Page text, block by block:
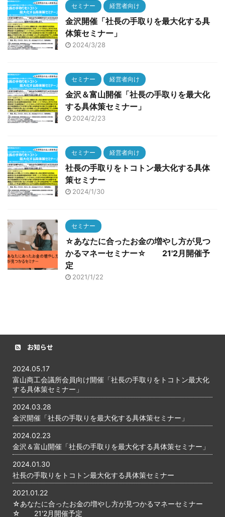
セミナー 経営者向け
金沢開催「社長の手取りを最大化する具
体策セミナー」
2024/3/28
セミナー 経営者向け
金沢＆富山開催「社長の手取りを最大化
する具体策セミナー」
2024/2/23
セミナー 経営者向け
社長の手取りをトコトン最大化する具体
策セミナー
2024/1/30
セミナー
☆あなたに合ったお金の増やし方が見つ
かるマネーセミナー☆ 21'2月開催予
定
2021/1/22
お知らせ
2024.05.17
富山商工会議所会員向け開催「社長の手取りをトコトン最大化
する具体策セミナー」
2024.03.28
金沢開催「社長の手取りを最大化する具体策セミナー」
2024.02.23
金沢＆富山開催「社長の手取りを最大化する具体策セミナー」
2024.01.30
社長の手取りをトコトン最大化する具体策セミナー
2021.01.22
☆あなたに合ったお金の増やし方が見つかるマネーセミナー
☆ 21'2月開催予定